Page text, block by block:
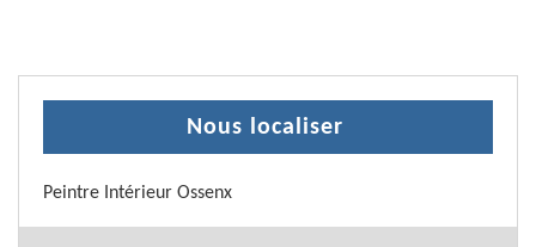
Nous localiser
Peintre Intérieur Ossenx